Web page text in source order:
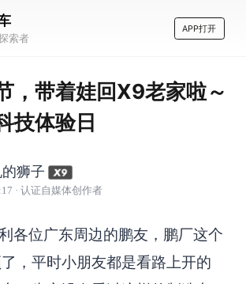
索者
APP打开
，带着娃回X9老家啦～
技体验日
狮子
· 认证自媒体创作者
各位广东周边的鹏友，鹏厂这个
，平时小朋友都是看路上开的